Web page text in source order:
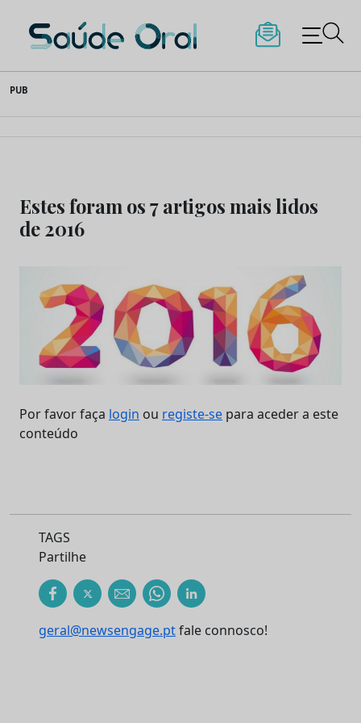
to
content
Saúde Oral
PUB
Estes foram os 7 artigos mais lidos
de 2016
Por favor faça login ou registe-se para aceder a este
conteúdo
TAGS
Partilhe
geral@newsengage.ptfale connosco!